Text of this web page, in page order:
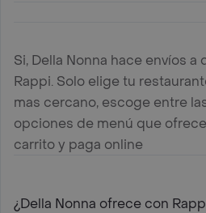
Si, Della Nonna hace envíos a
Rappi. Solo elige tu
mas cercano, escoge entre
opciones de menú que
carrito y paga online
¿Della Nonna ofrece con